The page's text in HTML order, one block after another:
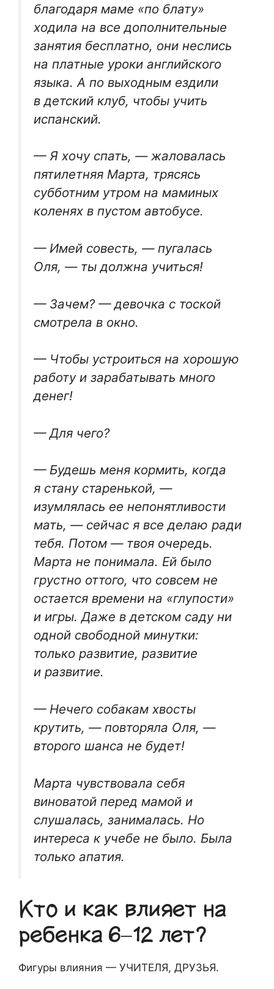
благодаря маме «по блату»
ходила на все дополнительные
занятия бесплатно, они неслись
на платные уроки английского
языка. А по выходным ездили
в детский клуб, чтобы учить
испанский.
— Я хочу спать, — жаловалась
пятилетняя Марта, трясясь
субботним утром на маминых
коленях в пустом автобусе.
— Имей совесть, — пугалась
Оля, — ты должна учиться!
— Зачем? — девочка с тоской
смотрела в окно.
— Чтобы устроиться на хорошую
работу и зарабатывать много
денег!
— Для чего?
— Будешь меня кормить, когда
я стану старенькой, —
изумлялась ее непонятливости
мать, — сейчас я все делаю ради
тебя. Потом — твоя очередь.
Марта не понимала. Ей было
грустно оттого, что совсем не
остается времени на «глупости»
и игры. Даже в детском саду ни
одной свободной минутки:
только развитие, развитие
и развитие.
— Нечего собакам хвосты
крутить, — повторяла Оля, —
второго шанса не будет!
Марта чувствовала себя
виноватой перед мамой и
слушалась, занималась. Но
интереса к учебе не было. Была
только апатия.
Кто и как влияет на
ребенка 6–12 лет?
Фигуры влияния — УЧИТЕЛЯ, ДРУЗЬЯ.